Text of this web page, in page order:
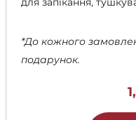
*До кожного
подарунок.